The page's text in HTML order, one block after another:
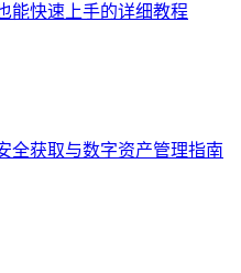
能快速上手的详细教程
全获取与数字资产管理指南